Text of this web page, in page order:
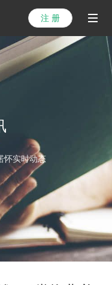
注 册
怀实时动态